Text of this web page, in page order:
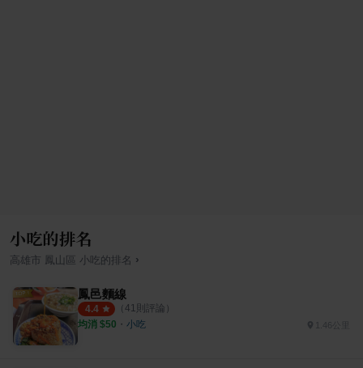
小吃的排名
高雄市 鳳山區 小吃 的排名 ›
鳳邑麵線
4.4 （ 41則評論）
均消 $50 ・ 小吃 1.46公里